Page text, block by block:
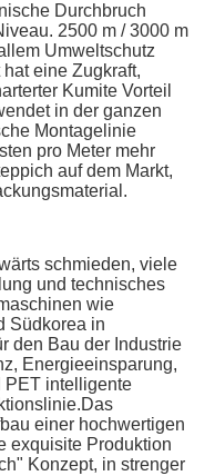
Durchbruch
2500 m / 3000 m
Umweltschutz
eine Zugkraft,
Kumite Vorteil
in der ganzen
Montagelinie
pro Meter mehr
auf dem Markt,
schmieden, viele
und technisches
wie
Südkorea in
den Bau der Industrie
Energieeinsparung,
PET intelligente
einer hochwertigen
exquisite Produktion
Konzept, in strenger